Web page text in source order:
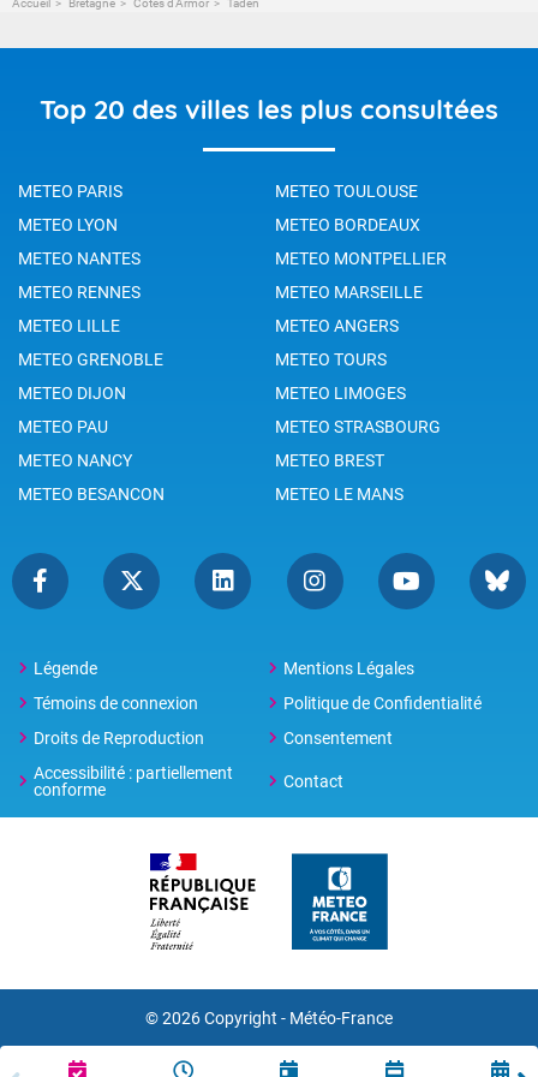
Top 20 des villes les plus consultées
METEO PARIS
METEO TOULOUSE
METEO LYON
METEO BORDEAUX
METEO NANTES
METEO MONTPELLIER
METEO RENNES
METEO MARSEILLE
METEO LILLE
METEO ANGERS
METEO GRENOBLE
METEO TOURS
METEO DIJON
METEO LIMOGES
METEO PAU
METEO STRASBOURG
METEO NANCY
METEO BREST
METEO BESANCON
METEO LE MANS
Légende
Mentions Légales
Témoins de connexion
Politique de Confidentialité
Droits de Reproduction
Consentement
Accessibilité : partiellement
conforme
Contact
© 2026 Copyright - Météo-France